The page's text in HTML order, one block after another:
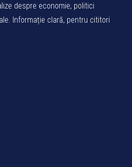
despre economie, politici
Informație clară, pentru cititori